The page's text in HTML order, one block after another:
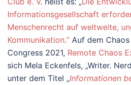
Informationsgesellschaft
Menschenrecht auf weltweite,
Kommunikation.“ Auf dem
Congress 2021, Remote Chaos
sich Mela Eckenfels, „Writer.
unter dem Titel „Informationen